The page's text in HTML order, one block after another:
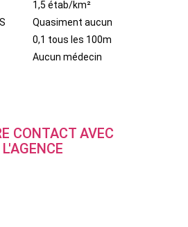
1,5 étab/km²
Quasiment aucun
0,1 tous les 100m
Aucun médecin
CONTACT AVEC
L'AGENCE